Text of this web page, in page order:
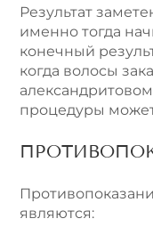
Результат
именно тогда
конечный
когда волосы
процедуры
являются: